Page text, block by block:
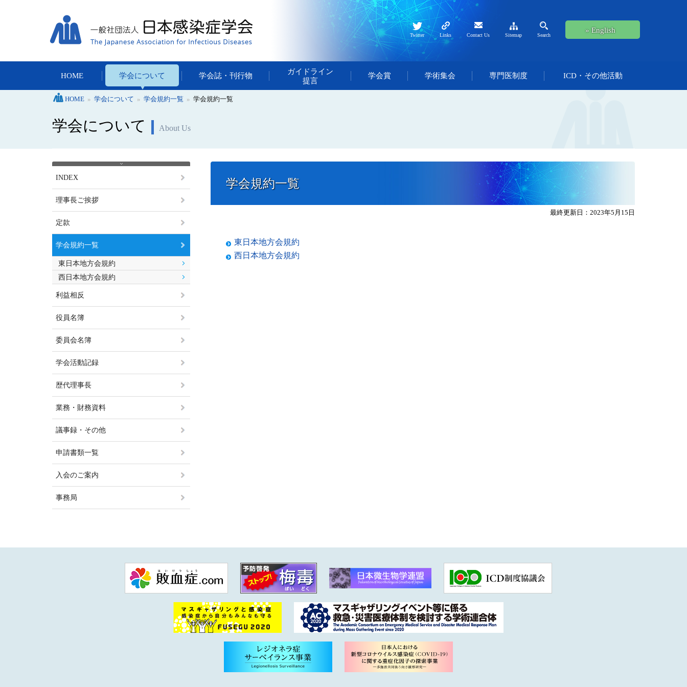
» English
Twitter Links Contact Us Sitemap Search
HOME 学会について 学会誌・刊行物
ガイドライン
提言
学会賞 学術集会 専門医制度 ICD・その他活動
学会について About Us
INDEX
理事長ご挨拶
定款
学会規約一覧
東日本地方会規約
西日本地方会規約
利益相反
役員名簿
委員会名簿
学会活動記録
歴代理事長
業務・財務資料
議事録・その他
申請書類一覧
入会のご案内
事務局
HOME » 学会について » 学会規約一覧 » 学会規約一覧
学会規約一覧
最終更新日：2023年5月15日
東日本地方会規約
西日本地方会規約